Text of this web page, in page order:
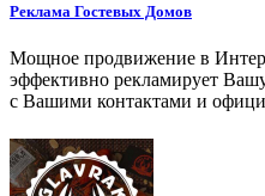
Реклама Гостевых Домов
Мощное продвижение в
эффективно рекламирует
с Вашими контактами и